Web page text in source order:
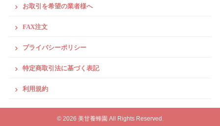
お取引を希望の業者様へ
FAX注文
プライバシーポリシー
特定商取引法に基づく表記
利用規約
© 2026 美甘養蜂園 All Rights Reserved.